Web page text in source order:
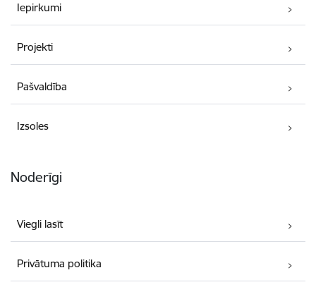
Iepirkumi
Projekti
Pašvaldība
Izsoles
Noderīgi
Viegli lasīt
Privātuma politika